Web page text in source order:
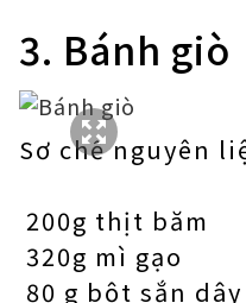
3. Bánh giò
Sơ chế nguyên
200g thịt băm
320g mì gạo
80 g bột sắn dây